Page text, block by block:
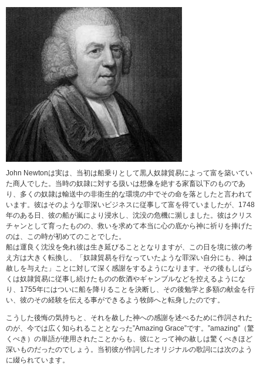
John Newtonは実は、当初は船乗りとして黒人奴隷貿易によって富を築いてい
た商人でした。当時の奴隷に対する扱いは想像を絶する家畜以下のものであ
り、多くの奴隷は輸送中の非衛生的な環境の中でその命を落としたと言われて
います。彼はそのような罪深いビジネスに従事して富を得ていましたが、1748
年のある日、彼の船が嵐により浸水し、沈没の危機に瀕しました。彼はクリス
チャンとして育ったものの、救いを求めて本当に心の底から神に祈りを捧げた
のは、この時が初めてのことでした。
船は運良く沈没を免れ彼は生き延びることとなりますが、この日を境に彼の考
え方は大きく転換し、「奴隷貿易を行なっていたような罪深い自分にも、神は
赦しを与えた」ことに対して深く感謝をするようになります。その後もしばら
くは奴隷貿易に従事し続けたものの飲酒やギャンブルなどを控えるようにな
り、1755年にはついに船を降りることを決断し、その後勉学と多額の献金を行
い、彼のその経験を伝える事ができるよう牧師へと転身したのです。
こうした後悔の気持ちと、それを赦した神への感謝を述べるために作詞された
のが、今では広く知られることとなった”Amazing Grace”です。”amazing”（驚
くべき）の単語が使用されたことからも、彼にとって神の赦しは驚くべきほど
深いものだったのでしょう。当初彼が作詞したオリジナルの歌詞には次のよう
に綴られています。